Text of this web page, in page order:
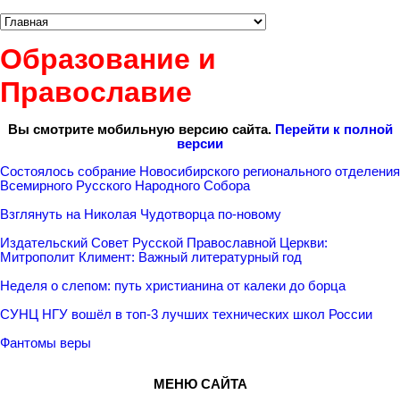
Образование и
Православие
Вы смотрите мобильную версию сайта. Перейти к полной
версии
Состоялось собрание Новосибирского регионального отделения
Всемирного Русского Народного Собора
Взглянуть на Николая Чудотворца по-новому
Издательский Совет Русской Православной Церкви:
Митрополит Климент: Важный литературный год
Неделя о слепом: путь христианина от калеки до борца
СУНЦ НГУ вошёл в топ-3 лучших технических школ России
Фантомы веры
МЕНЮ САЙТА